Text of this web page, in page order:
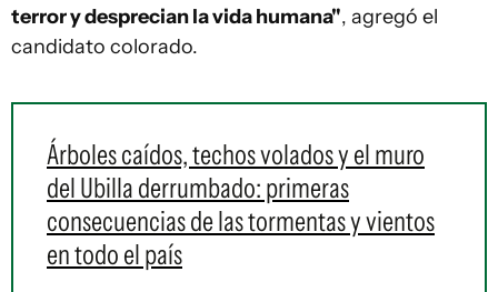
terror y desprecian la vida humana", agregó el
candidato colorado.
Árboles caídos, techos volados y el muro
del Ubilla derrumbado: primeras
consecuencias de las tormentas y vientos
en todo el país